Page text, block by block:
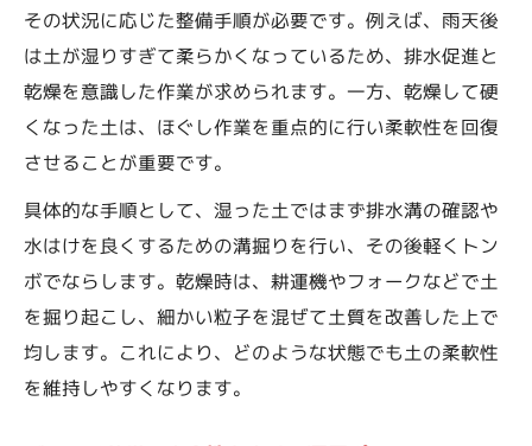
その状況に応じた整備手順が必要です。例えば、雨天後
は土が湿りすぎて柔らかくなっているため、排水促進と
乾燥を意識した作業が求められます。一方、乾燥して硬
くなった土は、ほぐし作業を重点的に行い柔軟性を回復
させることが重要です。
具体的な手順として、湿った土ではまず排水溝の確認や
水はけを良くするための溝掘りを行い、その後軽くトン
ボでならします。乾燥時は、耕運機やフォークなどで土
を掘り起こし、細かい粒子を混ぜて土質を改善した上で
均します。これにより、どのような状態でも土の柔軟性
を維持しやすくなります。